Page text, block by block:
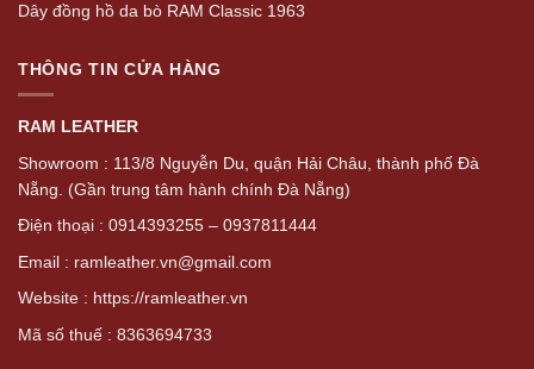
Dây đồng hồ da bò RAM Classic 1963
THÔNG TIN CỬA HÀNG
RAM LEATHER
Showroom : 113/8 Nguyễn Du, quận Hải Châu, thành phố Đà
Nẵng. (Gần trung tâm hành chính Đà Nẵng)
Điện thoại : 0914393255 – 0937811444
Email : ramleather.vn@gmail.com
Website : https://ramleather.vn
Mã số thuế : 8363694733